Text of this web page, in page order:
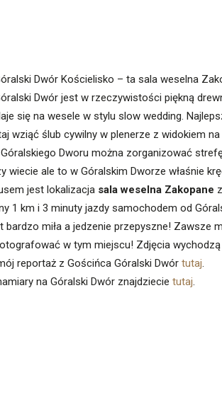
Dwór Kościelisko – ta sala weselna
Dwór jest w rzeczywistości piękną
się na wesele w stylu slow wedding.
wziąć ślub cywilny w plenerze z widokiem
Dworu można zorganizować
wiecie ale to w Góralskim Dworze właśnie
jest lokalizacja sala weselna Zakopane
1 km i 3 minuty jazdy samochodem od
bardzo miła a jedzenie przepyszne!
w tym miejscu! Zdjęcia
reportaż z Gościńca Góralski Dwór tutaj.
na Góralski Dwór znajdziecie tutaj.